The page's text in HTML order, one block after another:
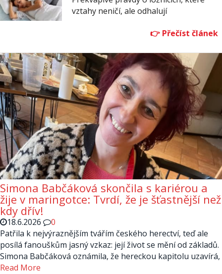
vztahy neničí, ale odhalují
Simona Babčáková skončila s kariérou a
žije v maringotce: Tvrdí, že je šťastnější než
kdy dřív!
18.6.2026
0
Patřila k nejvýraznějším tvářím českého herectví, teď ale
posílá fanouškům jasný vzkaz: její život se mění od základů.
Simona Babčáková oznámila, že hereckou kapitolu uzavírá,
Read More